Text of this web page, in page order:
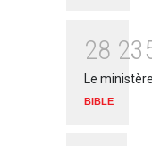
28 23
Le
BIBLE